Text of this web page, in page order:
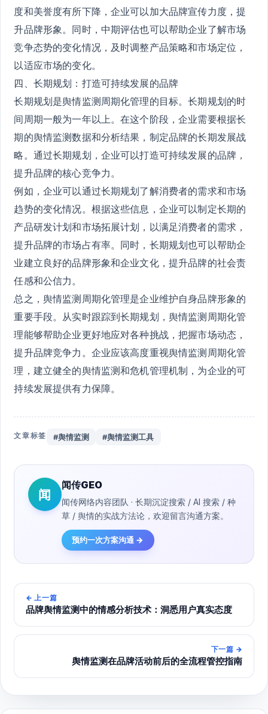
度和美誉度有所下降，企业可以加大品牌宣传力度，提
升品牌形象。同时，中期评估也可以帮助企业了解市场
竞争态势的变化情况，及时调整产品策略和市场定位，
以适应市场的变化。
四、长期规划：打造可持续发展的品牌
长期规划是舆情监测周期化管理的目标。长期规划的时
间周期一般为一年以上。在这个阶段，企业需要根据长
期的舆情监测数据和分析结果，制定品牌的长期发展战
略。通过长期规划，企业可以打造可持续发展的品牌，
提升品牌的核心竞争力。
例如，企业可以通过长期规划了解消费者的需求和市场
趋势的变化情况。根据这些信息，企业可以制定长期的
产品研发计划和市场拓展计划，以满足消费者的需求，
提升品牌的市场占有率。同时，长期规划也可以帮助企
业建立良好的品牌形象和企业文化，提升品牌的社会责
任感和公信力。
总之，舆情监测周期化管理是企业维护自身品牌形象的
重要手段。从实时跟踪到长期规划，舆情监测周期化管
理能够帮助企业更好地应对各种挑战，把握市场动态，
提升品牌竞争力。企业应该高度重视舆情监测周期化管
理，建立健全的舆情监测和危机管理机制，为企业的可
持续发展提供有力保障。
文章标签 #舆情监测 #舆情监测工具
闻
闻传GEO
闻传网络内容团队 · 长期沉淀搜索 / AI 搜索 / 种
草 / 舆情的实战方法论，欢迎留言沟通方案。
预约一次方案沟通 →
← 上一篇
品牌舆情监测中的情感分析技术：洞悉用户真实态度
下一篇 →
舆情监测在品牌活动前后的全流程管控指南